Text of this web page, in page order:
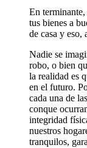
En terminante,
tus bienes a
de casa y eso,
Nadie se
robo, o bien
la realidad es
en el futuro.
cada una de
conque
integridad
nuestros
tranquilos,